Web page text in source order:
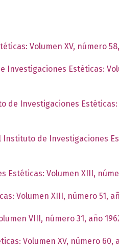
Volumen XV, número
Investigaciones Estéticas:
de Investigaciones Estéticas:
Instituto de Investigaciones
Volumen XIII,
Volumen XIII, número 51,
VIII, número 31, año
Volumen XV, número 60,